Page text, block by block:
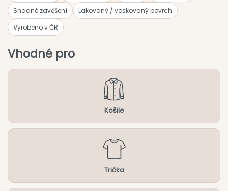
Snadné zavěšení
Lakovaný / voskovaný povrch
Vyrobeno v ČR
Vhodné pro
Košile
Trička